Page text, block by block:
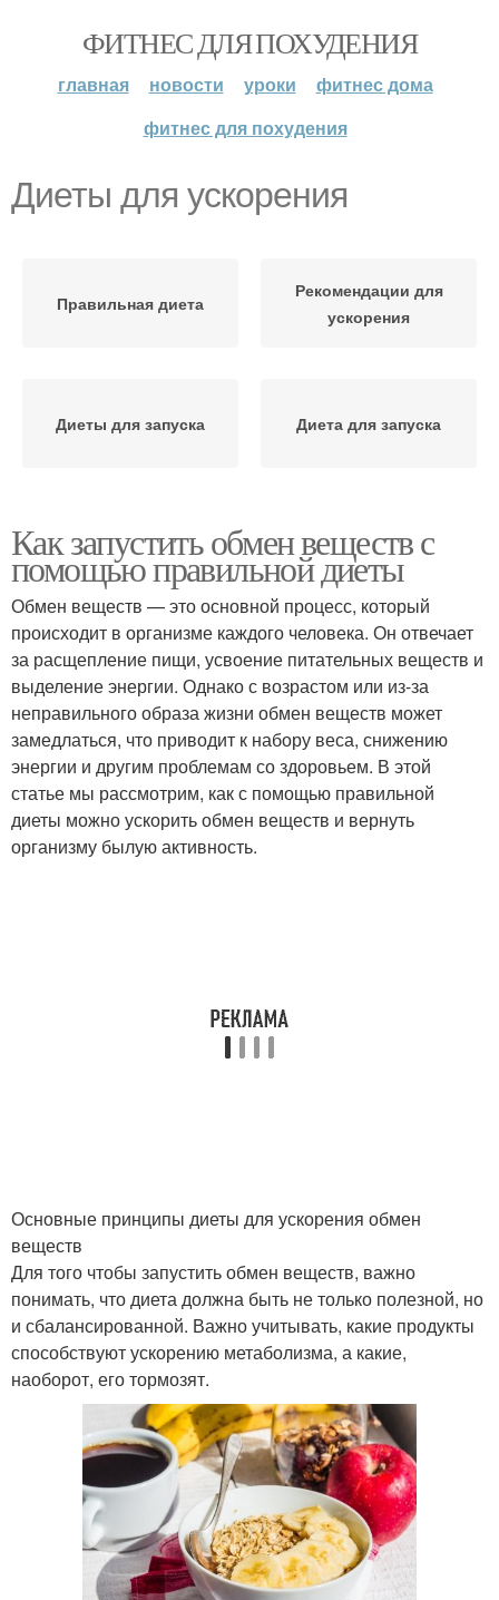
ФИТНЕС ДЛЯ ПОХУДЕНИЯ
главная новости уроки
фитнес дома
фитнес для похудения
Диеты для ускорения
Правильная диета
Рекомендации для
ускорения
Диеты для запуска Диета для запуска
Как запустить обмен веществ с
помощью правильной диеты
Обмен веществ — это основной процесс, который
происходит в организме каждого человека. Он отвечает
за расщепление пищи, усвоение питательных веществ и
выделение энергии. Однако с возрастом или из-за
неправильного образа жизни обмен веществ может
замедлаться, что приводит к набору веса, снижению
энергии и другим проблемам со здоровьем. В этой
статье мы рассмотрим, как с помощью правильной
диеты можно ускорить обмен веществ и вернуть
организму былую активность.
Основные принципы диеты для ускорения обмен
веществ
Для того чтобы запустить обмен веществ, важно
понимать, что диета должна быть не только полезной, но
и сбалансированной. Важно учитывать, какие продукты
способствуют ускорению метаболизма, а какие,
наоборот, его тормозят.